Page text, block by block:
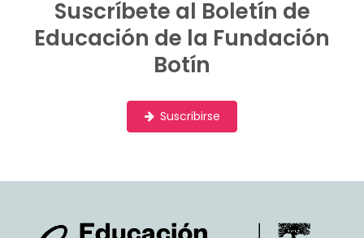
Suscríbete al Boletín de
Educación de la Fundación
Botín
Suscribirse